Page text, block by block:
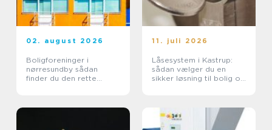
02. august 2026
Boligforeninger i
nørresundby sådan
finder du den rette
11. juli 2026
Låsesystem i Kastrup:
sådan vælger du en
sikker løsning til bolig og